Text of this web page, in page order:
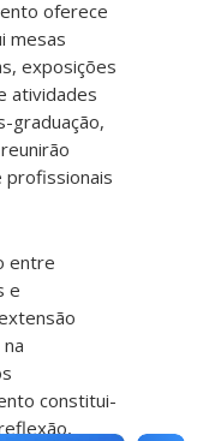
oferece
mesas
exposições
atividades
graduação,
profissionais
entre
e
constitui-